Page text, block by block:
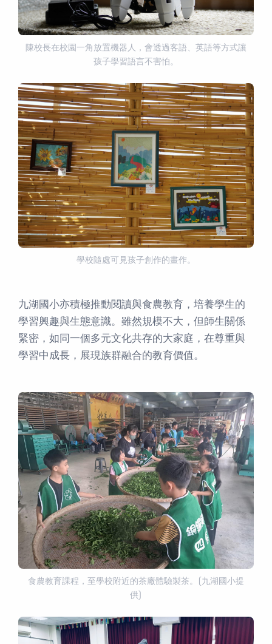
陳校長在校園一角放置機器人，會透過客語、英語等方式讓
孩子學習語言不害怕。
學校隨處可見孩子創作的畫作。
九湖國小亦積極推動閱讀與食農教育，培養學生的
學習興趣與生態意識。雖然規模不大，但師生關係
緊密，如同一個多元文化共存的大家庭，在尊重與
學習中成長，展現族群融合的教育價值。
食農教育課程，至學校附近的茶廠體驗製茶。(九湖國小提
供)